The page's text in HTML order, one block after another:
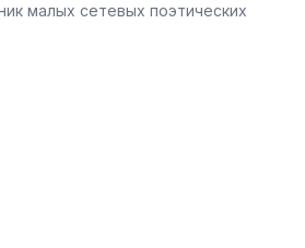
малых сетевых поэтических